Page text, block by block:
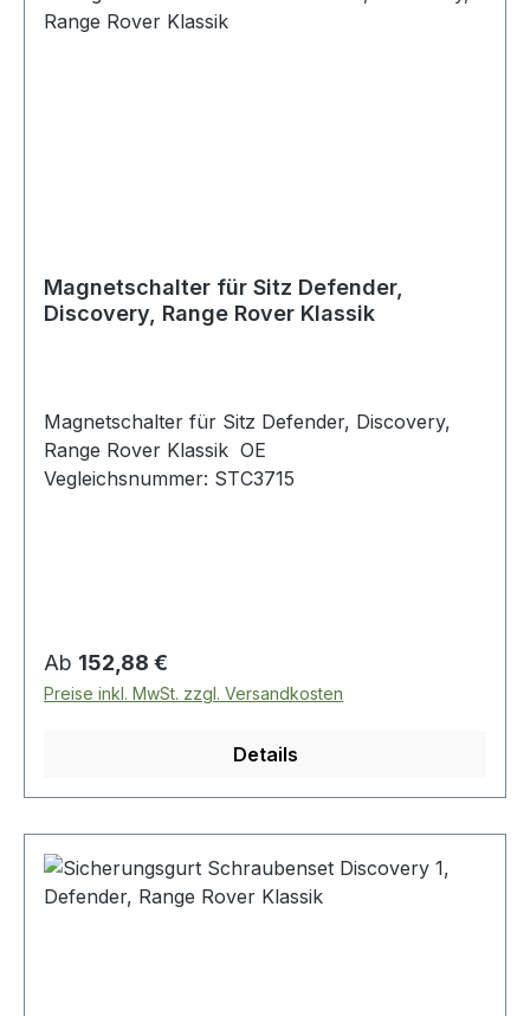
Magnetschalter für Sitz Defender,
Discovery, Range Rover Klassik
Magnetschalter für Sitz Defender, Discovery,
Range Rover Klassik OE
Vegleichsnummer: STC3715
Regulärer Preis:
Ab 152,88 €
Preise inkl. MwSt. zzgl. Versandkosten
Details